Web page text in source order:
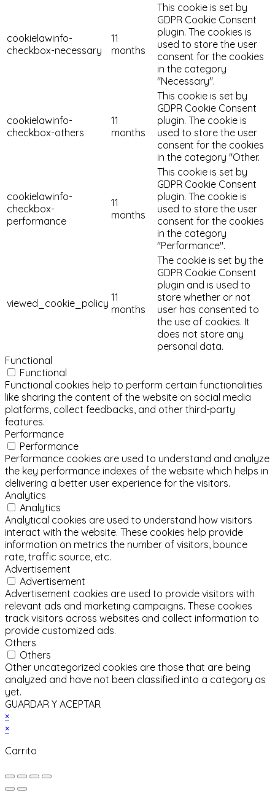
cookielawinfo-
checkbox-necessary
11
months
This cookie is set by
GDPR Cookie Consent
plugin. The cookies is
used to store the user
consent for the cookies
in the category
"Necessary".
cookielawinfo-
checkbox-others
11
months
This cookie is set by
GDPR Cookie Consent
plugin. The cookie is
used to store the user
consent for the cookies
in the category "Other.
cookielawinfo-
checkbox-
performance
11
months
This cookie is set by
GDPR Cookie Consent
plugin. The cookie is
used to store the user
consent for the cookies
in the category
"Performance".
viewed_cookie_policy 11
months
The cookie is set by the
GDPR Cookie Consent
plugin and is used to
store whether or not
user has consented to
the use of cookies. It
does not store any
personal data.
Functional
Functional
Functional cookies help to perform certain functionalities
like sharing the content of the website on social media
platforms, collect feedbacks, and other third-party
features.
Performance
Performance
Performance cookies are used to understand and analyze
the key performance indexes of the website which helps in
delivering a better user experience for the visitors.
Analytics
Analytics
Analytical cookies are used to understand how visitors
interact with the website. These cookies help provide
information on metrics the number of visitors, bounce
rate, traffic source, etc.
Advertisement
Advertisement
Advertisement cookies are used to provide visitors with
relevant ads and marketing campaigns. These cookies
track visitors across websites and collect information to
provide customized ads.
Others
Others
Other uncategorized cookies are those that are being
analyzed and have not been classified into a category as
yet.
GUARDAR Y ACEPTAR
×
×
Carrito